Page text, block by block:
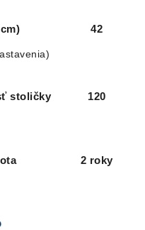
42
stoličky
120
2 roky